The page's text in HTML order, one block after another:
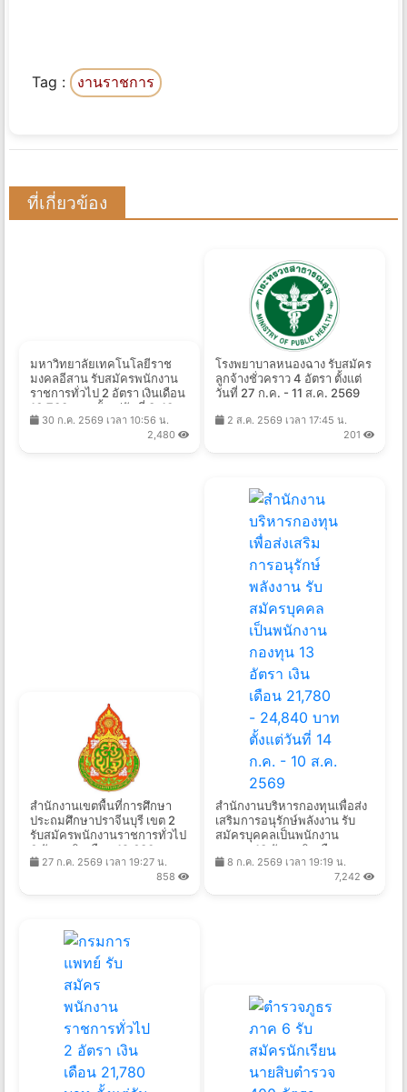
Tag : งานราชการ
ที่เกี่ยวข้อง
มหาวิทยาลัยเทคโนโลยีราช
มงคลอีสาน รับสมัครพนักงาน
ราชการทั่วไป 2 อัตรา เงินเดือน
16,700 บาท ตั้งแต่วันที่ 3-10
ส.ค. 2569
30 ก.ค. 2569 เวลา 10:56 น.
2,480
โรงพยาบาลหนองฉาง รับสมัคร
ลูกจ้างชั่วคราว 4 อัตรา ตั้งแต่
วันที่ 27 ก.ค. - 11 ส.ค. 2569
2 ส.ค. 2569 เวลา 17:45 น.
201
สำนักงานเขตพื้นที่การศึกษา
ประถมศึกษาปราจีนบุรี เขต 2
รับสมัครพนักงานราชการทั่วไป
6 อัตรา เงินเดือน 12,630 -
21,780 บาท ตั้งแต่วันที่ 3-7
27 ก.ค. 2569 เวลา 19:27 น.
858
สํานักงานบริหารกองทุนเพื่อส่ง
เสริมการอนุรักษ์พลังงาน รับ
สมัครบุคคลเป็นพนักงาน
กองทุน 13 อัตรา เงินเดือน
21,780 - 24,840 บาท ตั้งแต่
วันที่ 14 ก.ค. - 10 ส.ค. 2569
8 ก.ค. 2569 เวลา 19:19 น.
7,242